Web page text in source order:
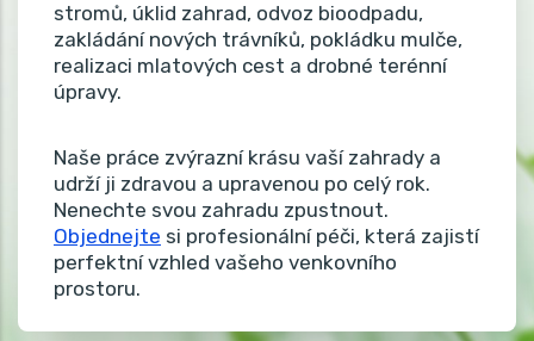
stromů, úklid zahrad, odvoz bioodpadu,
zakládání nových trávníků, pokládku mulče,
realizaci mlatových cest a drobné terénní
úpravy.
Naše práce zvýrazní krásu vaší zahrady a
udrží ji zdravou a upravenou po celý rok.
Nenechte svou zahradu zpustnout.
Objednejte si profesionální péči, která zajistí
perfektní vzhled vašeho venkovního
prostoru.